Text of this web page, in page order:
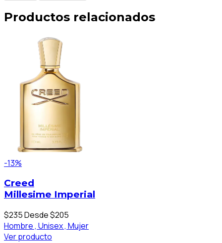
Productos relacionados
-13%
Creed
Millesime Imperial
$235Desde $205
Hombre , Unisex , Mujer
Ver producto